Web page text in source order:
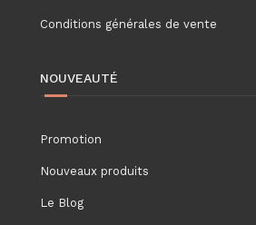
Conditions générales de vente
NOUVEAUTÉ
Promotion
Nouveaux produits
Le Blog